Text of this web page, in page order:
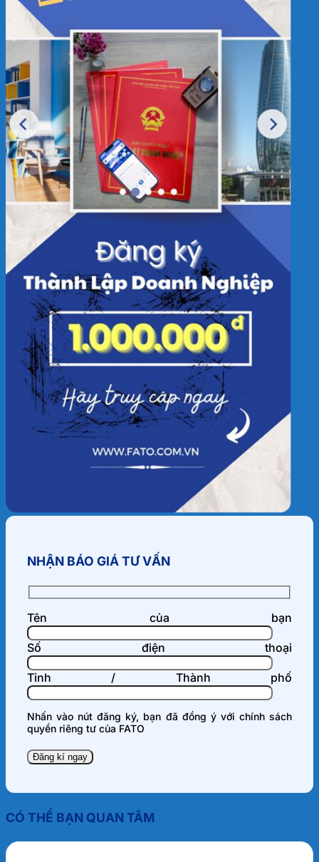
NHẬN BÁO GIÁ TƯ VẤN
Tên của bạn
Số điện thoại
Tỉnh / Thành phố
Nhấn vào nút đăng ký, bạn đã đồng ý với chính sách
quyền riêng tư của FATO
CÓ THỂ BẠN QUAN TÂM